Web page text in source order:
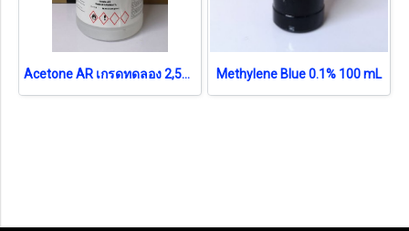
Acetone AR เกรดทดลอง 2,500 mL Methylene Blue 0.1% 100 mL